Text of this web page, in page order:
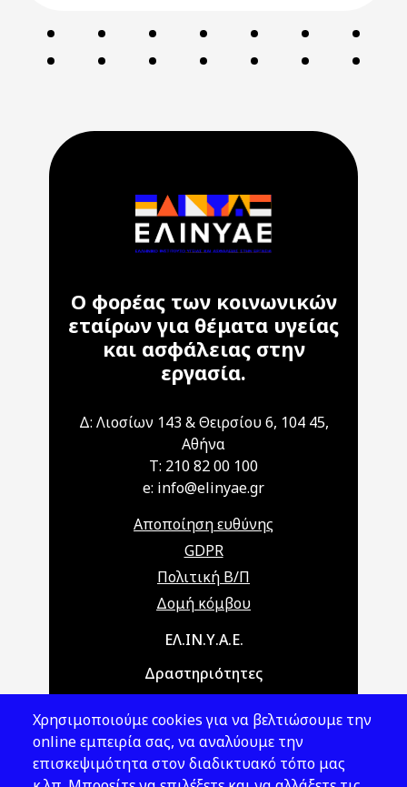
Ο φορέας των κοινωνικών
εταίρων για θέματα υγείας
και ασφάλειας στην
εργασία.
Δ: Λιοσίων 143 & Θειρσίου 6, 104 45,
Αθήνα
T: 210 82 00 100
e: info@elinyae.gr
Αποποίηση ευθύνης
GDPR
Πολιτική Β/Π
Δομή κόμβου
Main navigationΕΛ.ΙΝ.Υ.Α.Ε.
Δραστηριότητες
Νομοθεσία
Εκδόσεις
Χρησιμοποιούμε cookies για να βελτιώσουμε την
online εμπειρία σας, να αναλύουμε την
επισκεψιμότητα στον διαδικτυακό τόπο μας